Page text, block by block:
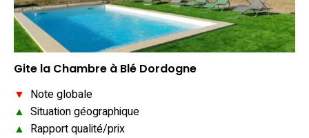
Gite la Chambre à Blé Dordogne
▼ Note globale
▲ Situation géographique
▲ Rapport qualité/prix